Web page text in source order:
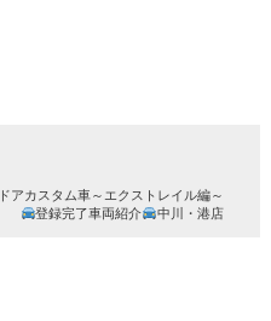
アカスタム車～エクストレイル編～
登録完了車両紹介
中川・港店